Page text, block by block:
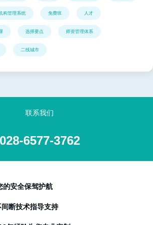
构管理系统 免费班 人才
选择要点 师资管理体系
二线城市
联系我们
028-6577-3762
的安全保驾护航
断技术指导支持